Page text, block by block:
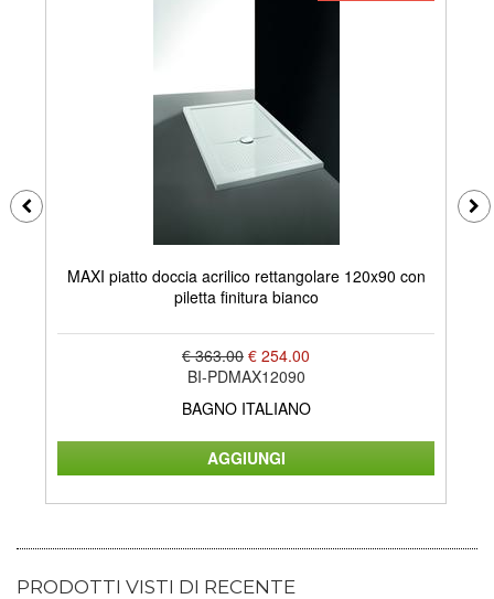
MAXI piatto doccia acrilico rettangolare 120x90 con
piletta finitura bianco
€ 363.00 € 254.00
BI-PDMAX12090
BAGNO ITALIANO
PRODOTTI VISTI DI RECENTE